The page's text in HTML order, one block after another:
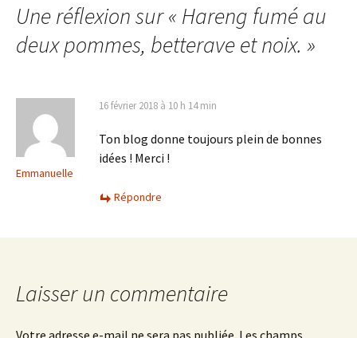
Une réflexion sur « Hareng fumé au
deux pommes, betterave et noix. »
Emmanuelle
16 février 2018 à 10 h 14 min
Ton blog donne toujours plein de bonnes
idées ! Merci !
Répondre
Laisser un commentaire
Votre adresse e-mail ne sera pas publiée. Les champs